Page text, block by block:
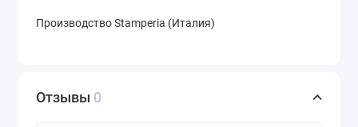
Производство Stamperia (Италия)
Отзывы 0